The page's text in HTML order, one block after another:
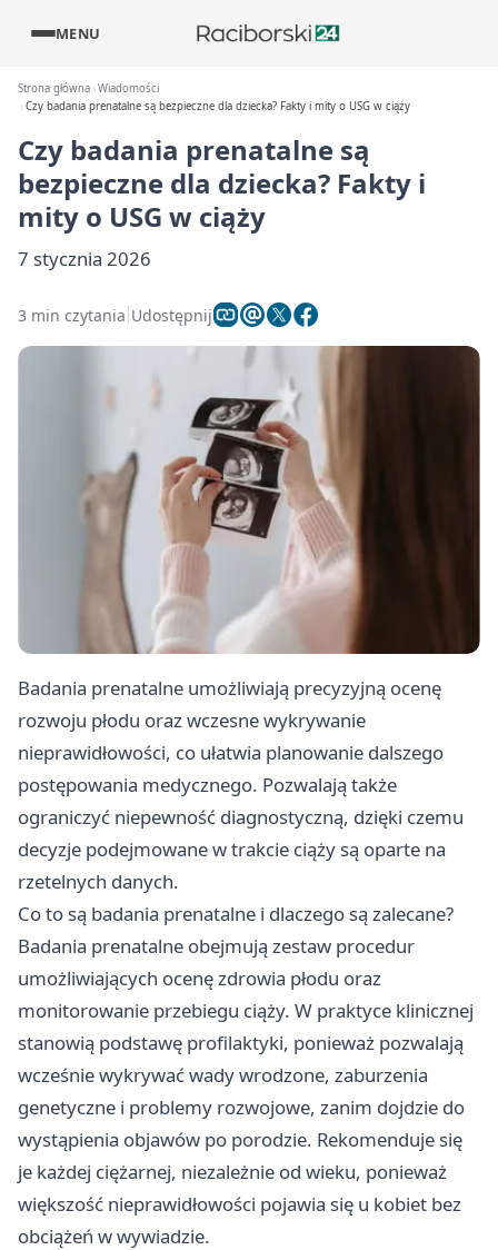
MENU
Strona główna Wiadomości
Czy badania prenatalne są bezpieczne dla dziecka? Fakty i mity o USG w ciąży
Czy badania prenatalne są
bezpieczne dla dziecka? Fakty i
mity o USG w ciąży
7 stycznia 2026
3 min czytania Udostępnij
Badania prenatalne umożliwiają precyzyjną ocenę
rozwoju płodu oraz wczesne wykrywanie
nieprawidłowości, co ułatwia planowanie dalszego
postępowania medycznego. Pozwalają także
ograniczyć niepewność diagnostyczną, dzięki czemu
decyzje podejmowane w trakcie ciąży są oparte na
rzetelnych danych.
Co to są badania prenatalne i dlaczego są zalecane?
Badania prenatalne obejmują zestaw procedur
umożliwiających ocenę zdrowia płodu oraz
monitorowanie przebiegu ciąży. W praktyce klinicznej
stanowią podstawę profilaktyki, ponieważ pozwalają
wcześnie wykrywać wady wrodzone, zaburzenia
genetyczne i problemy rozwojowe, zanim dojdzie do
wystąpienia objawów po porodzie. Rekomenduje się
je każdej ciężarnej, niezależnie od wieku, ponieważ
większość nieprawidłowości pojawia się u kobiet bez
obciążeń w wywiadzie.